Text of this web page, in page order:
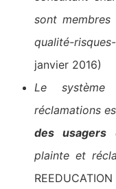
sont
qualité-
janvier 2016)
Le
réclamations
des usagers
plainte et